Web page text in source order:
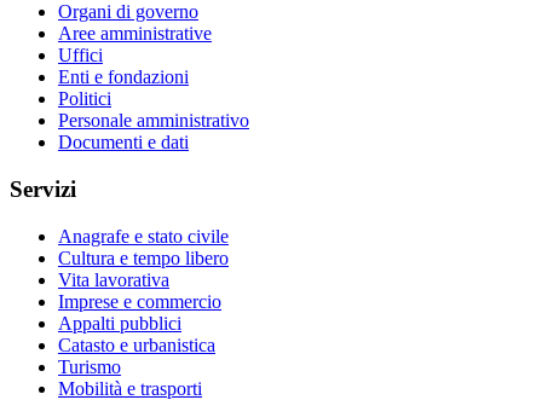
Organi di governo
Aree amministrative
Uffici
Enti e fondazioni
Politici
Personale amministrativo
Documenti e dati
Servizi
Anagrafe e stato civile
Cultura e tempo libero
Vita lavorativa
Imprese e commercio
Appalti pubblici
Catasto e urbanistica
Turismo
Mobilità e trasporti